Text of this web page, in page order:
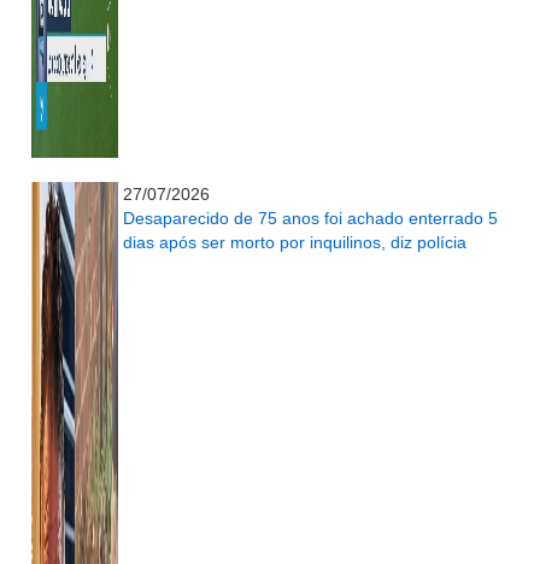
27/07/2026
Desaparecido de 75 anos foi achado enterrado 5
dias após ser morto por inquilinos, diz polícia